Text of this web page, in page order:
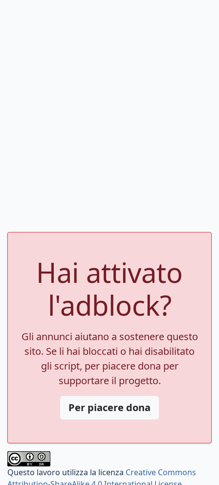
Hai attivato
l'adblock?
Gli annunci aiutano a sostenere questo
sito. Se li hai bloccati o hai disabilitato
gli script, per piacere dona per
supportare il progetto.
Per piacere dona
Questo lavoro utilizza la licenza Creative Commons